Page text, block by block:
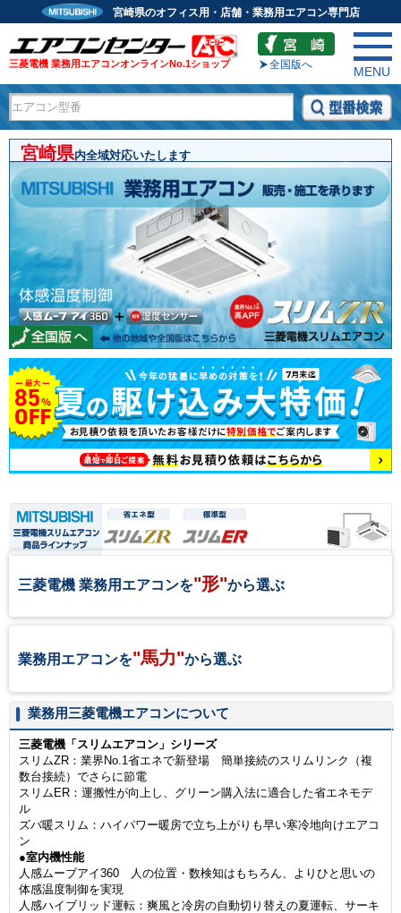
宮崎県のオフィス用・店舗・業務用エアコン専門店
三菱電機 業務用エアコンオンラインNo.1ショップ 全国版へ
MENU
宮崎県内全域対応いたします
三菱電機 業務用エアコンを"形"から選ぶ
業務用エアコンを"馬力"から選ぶ
業務用三菱電機エアコンについて
三菱電機「スリムエアコン」シリーズ
スリムZR：業界No.1省エネで新登場 簡単接続のスリムリンク（複
数台接続）でさらに節電
スリムER：運搬性が向上し、グリーン購入法に適合した省エネモデ
ル
ズバ暖スリム：ハイパワー暖房で立ち上がりも早い寒冷地向けエアコ
ン
●室内機性能
人感ムーブアイ360 人の位置・数検知はもちろん、よりひと思いの
体感温度制御を実現
人感ハイブリッド運転：爽風と冷房の自動切り替えの夏運転、サーキ